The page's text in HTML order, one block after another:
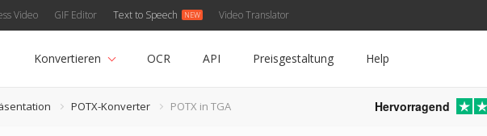
Video GIF Editor Text to Speech Video Translator
Konvertieren OCR API Preisgestaltung Help
POTX-Konverter POTX in TGA Hervorragend